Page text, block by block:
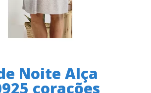
Noite Alça
corações